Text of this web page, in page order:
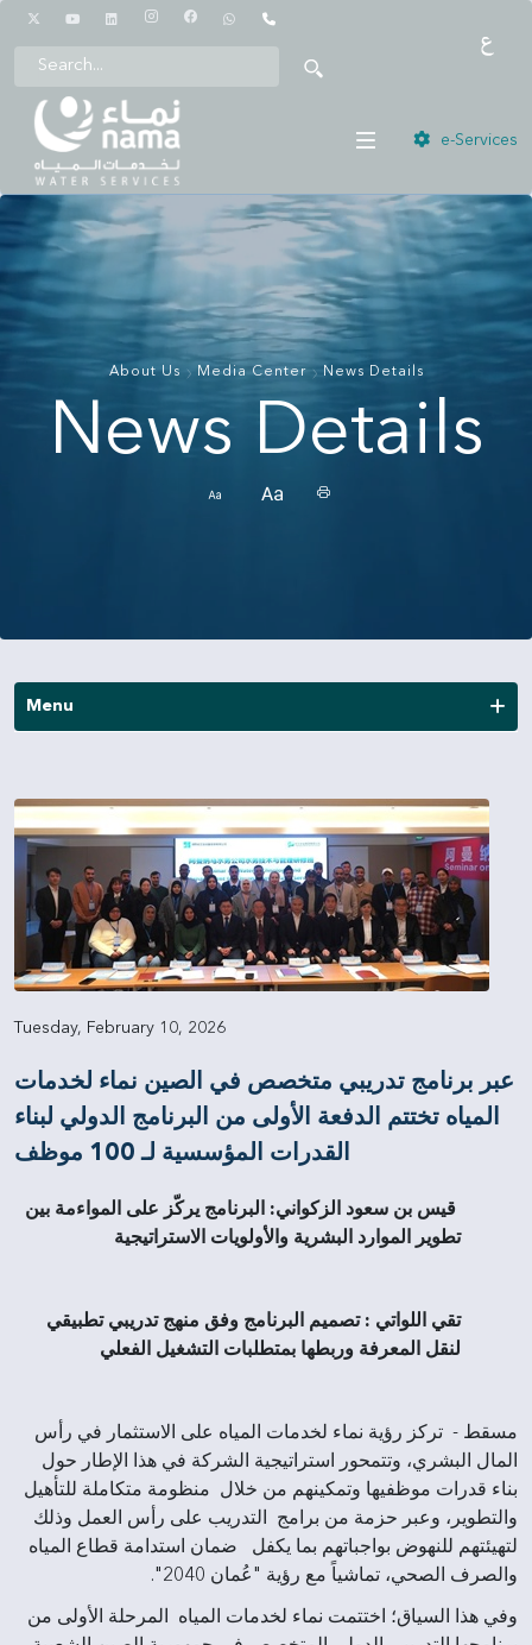
e-Services
About Us Media Center News Details
News Details
Menu
Publications
Annual Reports
Financial Reports
Other Reports
Tuesday, February 10, 2026
عبر برنامج تدريبي متخصص في الصين نماء لخدمات
المياه تختتم الدفعة الأولى من البرنامج الدولي لبناء
القدرات المؤسسية لـ 100 موظف
قيس بن سعود الزكواني:
البرنامج يركّز على المواءمة بين
تطوير الموارد البشرية والأولويات الاستراتيجية
تقي اللواتي :تصميم البرنامج وفق منهج تدريبي تطبيقي
لنقل المعرفة وربطها بمتطلبات التشغيل الفعلي
مسقط - تركز رؤية نماء لخدمات المياه على الاستثمار في رأس
المال البشري، وتتمحور استراتيجية الشركة في هذا الإطار حول
بناء قدرات موظفيها وتمكينهم من خلال منظومة متكاملة للتأهيل
والتطوير، وعبر حزمة من برامج التدريب على رأس العمل وذلك
لتهيئتهم للنهوض بواجباتهم بما يكفل ضمان استدامة قطاع المياه
والصرف الصحي، تماشياً مع رؤية "عُمان 2040".
وفي هذا السياق؛ اختتمت نماء لخدمات المياه المرحلة الأولى من